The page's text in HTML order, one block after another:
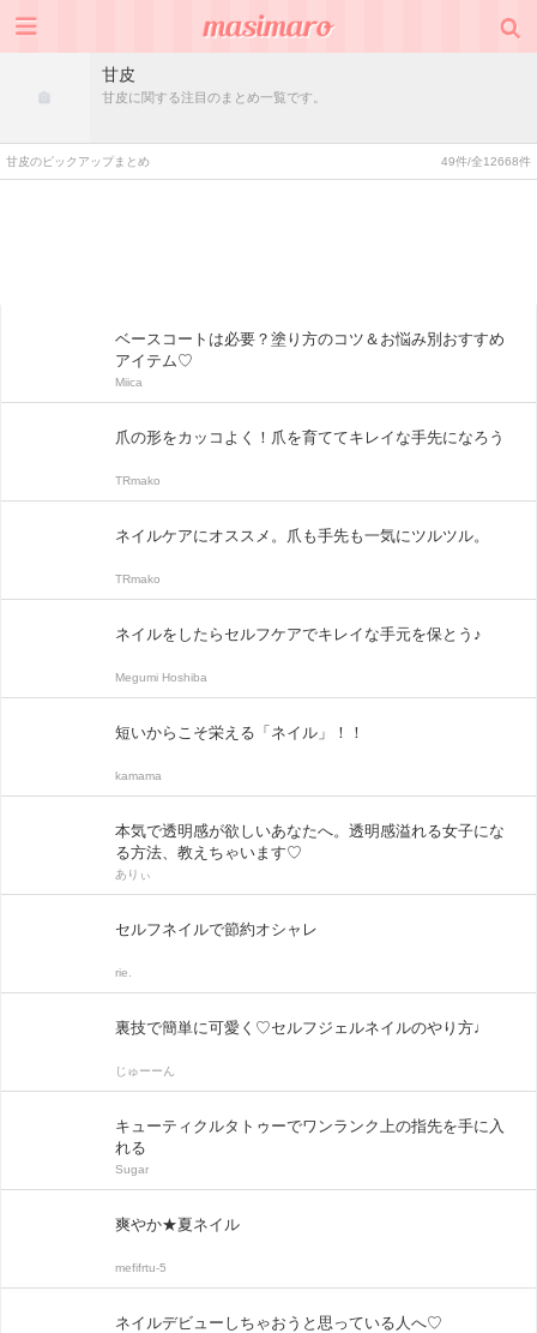
甘皮
甘皮に関する注目のまとめ一覧です。
甘皮のピックアップまとめ 49件/全12668件
ベースコートは必要？塗り方のコツ＆お悩み別おすすめ
アイテム♡
Miica
爪の形をカッコよく！爪を育ててキレイな手先になろう
TRmako
ネイルケアにオススメ。爪も手先も一気にツルツル。
TRmako
ネイルをしたらセルフケアでキレイな手元を保とう♪
Megumi Hoshiba
短いからこそ栄える「ネイル」！！
kamama
本気で透明感が欲しいあなたへ。透明感溢れる女子にな
る方法、教えちゃいます♡
ありぃ
セルフネイルで節約オシャレ
rie.
裏技で簡単に可愛く♡セルフジェルネイルのやり方♩
じゅーーん
キューティクルタトゥーでワンランク上の指先を手に入
れる
Sugar
爽やか★夏ネイル
mefifrtu-5
ネイルデビューしちゃおうと思っている人へ♡